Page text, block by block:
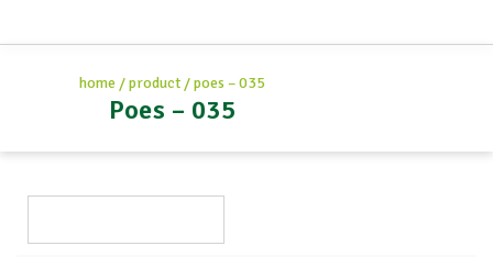
Poes – 035
home /product /poes – 035